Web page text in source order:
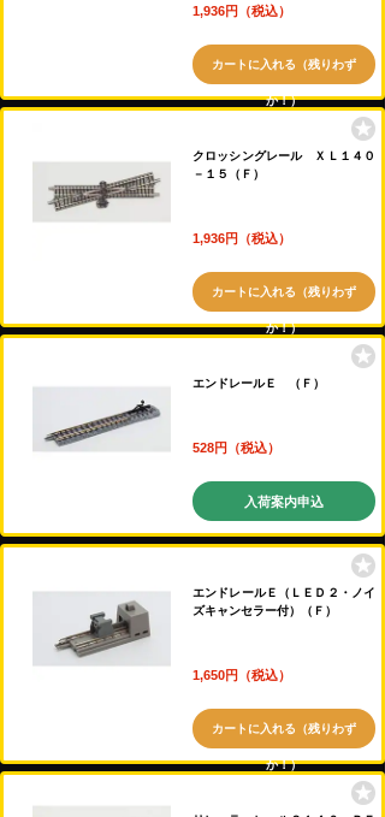
1,936円（税込）
カートに入れる（残りわず
か！）
クロッシングレール ＸＬ１４０
－１５（Ｆ）
1,936円（税込）
カートに入れる（残りわず
か！）
エンドレールＥ （Ｆ）
528円（税込）
入荷案内申込
エンドレールＥ（ＬＥＤ２・ノイ
ズキャンセラー付）（Ｆ）
1,650円（税込）
カートに入れる（残りわず
か！）